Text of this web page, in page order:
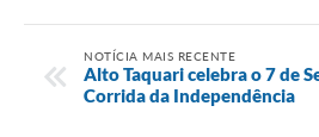
NOTÍCIA MAIS RECENTE
Alto Taquari celebra o 7 de
Corrida da Independência